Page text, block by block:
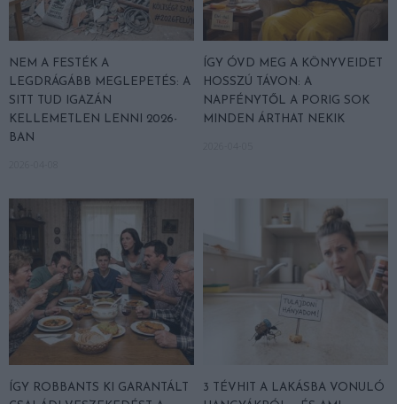
NEM A FESTÉK A
LEGDRÁGÁBB MEGLEPETÉS: A
SITT TUD IGAZÁN
KELLEMETLEN LENNI 2026-
BAN
ÍGY ÓVD MEG A KÖNYVEIDET
HOSSZÚ TÁVON: A
NAPFÉNYTŐL A PORIG SOK
MINDEN ÁRTHAT NEKIK
ÍGY ROBBANTS KI GARANTÁLT
3 TÉVHIT A LAKÁSBA VONULÓ